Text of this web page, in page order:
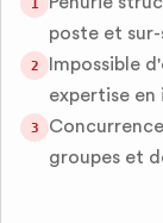
poste et
2
Impossible
expertise en
3
groupes et